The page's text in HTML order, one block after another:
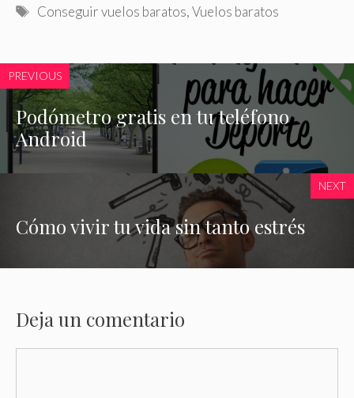
Etiquetas
Conseguir vuelos baratos,Vuelos baratos
PREVIOUS
Podómetro gratis en tu teléfono
Android
NEXT
Cómo vivir tu vida sin tanto estrés
Deja un comentario